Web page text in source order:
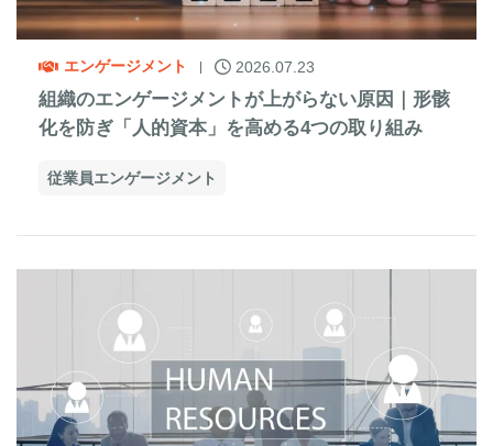
エンゲージメント 2026.07.23
組織のエンゲージメントが上がらない原因｜形骸
化を防ぎ「人的資本」を高める4つの取り組み
従業員エンゲージメント